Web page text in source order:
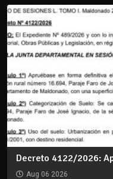
Decreto 4122/2026:
Aug 06 2026